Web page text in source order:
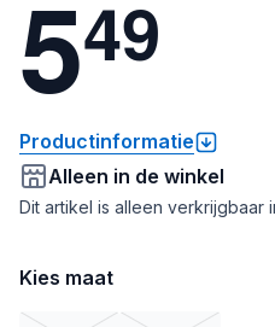
549
Productinformatie
Alleen in de winkel
Dit artikel is alleen verkrijgbaar
Kies maat